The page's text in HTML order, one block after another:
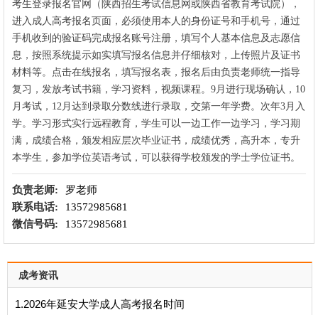
考生登录报名官网（陕西招生考试信息网或陕西省教育考试院），
进入成人高考报名页面，必须使用本人的身份证号和手机号，通过
手机收到的验证码完成报名账号注册，填写个人基本信息及志愿信
息，按照系统提示如实填写报名信息并仔细核对，上传照片及证书
材料等。
点击在线报名，填写报名表，报名后由负责老师统一指导
复习，发放考试书籍，学习资料，视频课程。9月进行现场确认，10
月考试，12月达到录取分数线进行录取，交第一年学费。次年3月入
学。学习形式实行远程教育，学生可以一边工作一边学习，学习期
满，成绩合格，颁发相应层次毕业证书，成绩优秀，高升本，专升
本学生，参加学位英语考试，可以获得学校颁发的学士学位证书。
负责老师:
罗老师
联系电话:
13572985681
微信号码:
13572985681
成考资讯
1.2026年延安大学成人高考报名时间